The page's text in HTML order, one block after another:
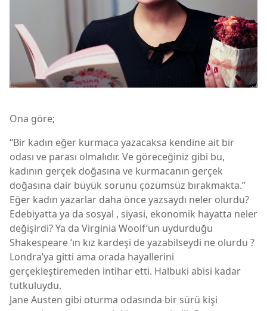
Ona göre;
“Bir kadın eğer kurmaca yazacaksa kendine ait bir
odası ve parası olmalıdır. Ve göreceğiniz gibi bu,
kadının gerçek doğasına ve kurmacanın gerçek
doğasına dair büyük sorunu çözümsüz bırakmakta.”
Eğer kadın yazarlar daha önce yazsaydı neler olurdu?
Edebiyatta ya da sosyal , siyasi, ekonomik hayatta neler
değişirdi? Ya da Virginia Woolf’un uydurduğu
Shakespeare ‘ın kız kardeşi de yazabilseydi ne olurdu ?
Londra’ya gitti ama orada hayallerini
gerçekleştiremeden intihar etti. Halbuki abisi kadar
tutkuluydu.
Jane Austen gibi oturma odasında bir sürü kişi